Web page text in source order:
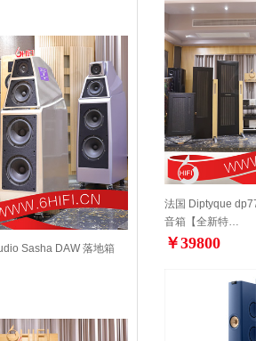
Sasha DAW 落地箱
法国 Diptyque
音箱【全新特…
￥39800